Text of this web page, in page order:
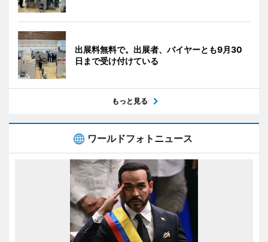
出展料無料で。出展者、バイヤーとも9月30
日まで受け付けている
もっと見る
ワールドフォトニュース